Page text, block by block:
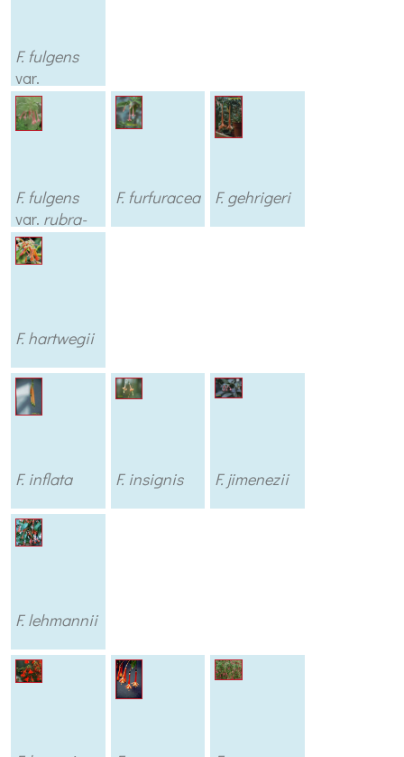
F. fulgens
var.
michoacans
F. fulgens
var. rubra-
grandiflora
F. furfuracea F. gehrigeri
F. hartwegii
F. inflata F. insignis F. jimenezii
F. lehmannii